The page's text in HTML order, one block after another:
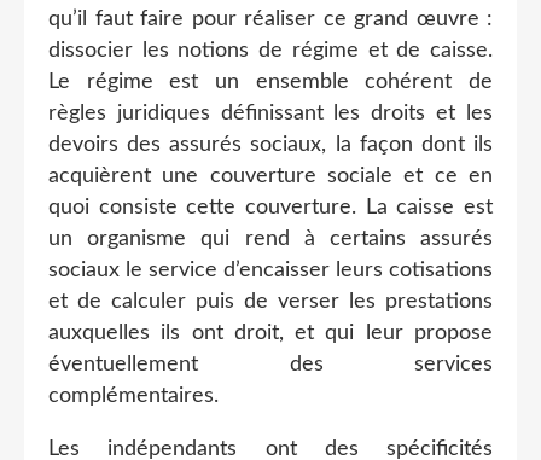
qu’il faut faire pour réaliser ce grand œuvre :
dissocier les notions de régime et de caisse.
Le régime est un ensemble cohérent de
règles juridiques définissant les droits et les
devoirs des assurés sociaux, la façon dont ils
acquièrent une couverture sociale et ce en
quoi consiste cette couverture. La caisse est
un organisme qui rend à certains assurés
sociaux le service d’encaisser leurs cotisations
et de calculer puis de verser les prestations
auxquelles ils ont droit, et qui leur propose
éventuellement des services
complémentaires.
Les indépendants ont des spécificités